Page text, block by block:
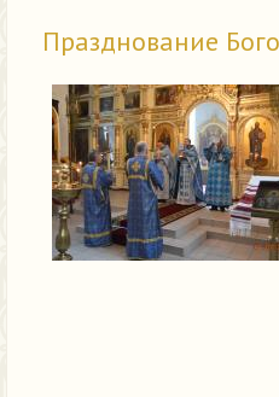
Празднование